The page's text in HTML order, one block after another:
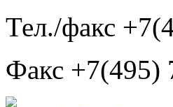
Тел./факс
Факс +7(495)